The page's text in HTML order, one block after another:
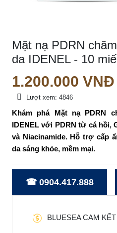
Mặt nạ PDRN
da IDENEL - 10
1.200.000 VNĐ
Lượt xem: 4846
Khám phá Mặt nạ PDRN
IDENEL với PDRN từ cá hồi,
và Niacinamide. Hỗ trợ cấp
da sáng khỏe, mềm mại.
☎ 0904.417.888
BLUESEA CAM KẾT